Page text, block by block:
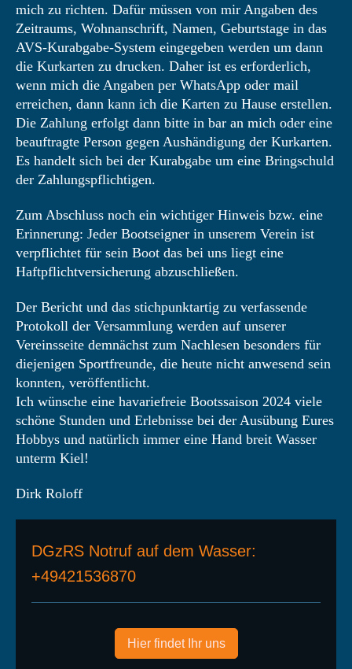
mich zu richten. Dafür müssen von mir Angaben des
Zeitraums, Wohnanschrift, Namen, Geburtstage in das
AVS-Kurabgabe-System eingegeben werden um dann
die Kurkarten zu drucken. Daher ist es erforderlich,
wenn mich die Angaben per WhatsApp oder mail
erreichen, dann kann ich die Karten zu Hause erstellen.
Die Zahlung erfolgt dann bitte in bar an mich oder eine
beauftragte Person gegen Aushändigung der Kurkarten.
Es handelt sich bei der Kurabgabe um eine Bringschuld
der Zahlungspflichtigen.
Zum Abschluss noch ein wichtiger Hinweis bzw. eine
Erinnerung: Jeder Bootseigner in unserem Verein ist
verpflichtet für sein Boot das bei uns liegt eine
Haftpflichtversicherung abzuschließen.
Der Bericht und das stichpunktartig zu verfassende
Protokoll der Versammlung werden auf unserer
Vereinsseite demnächst zum Nachlesen besonders für
diejenigen Sportfreunde, die heute nicht anwesend sein
konnten, veröffentlicht.
Ich wünsche eine havariefreie Bootssaison 2024 viele
schöne Stunden und Erlebnisse bei der Ausübung Eures
Hobbys und natürlich immer eine Hand breit Wasser
unterm Kiel!
Dirk Roloff
DGzRS Notruf auf dem Wasser:
+49421536870
Hier findet Ihr uns